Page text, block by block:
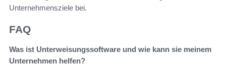
Unternehmensziele bei.
FAQ
Was ist Unterweisungssoftware und wie kann sie meinem
Unternehmen helfen?